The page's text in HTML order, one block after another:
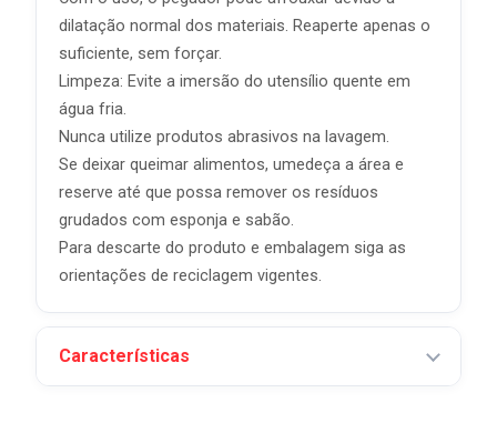
dilatação normal dos materiais. Reaperte apenas o
suficiente, sem forçar.
Limpeza: Evite a imersão do utensílio quente em
água fria.
Nunca utilize produtos abrasivos na lavagem.
Se deixar queimar alimentos, umedeça a área e
reserve até que possa remover os resíduos
grudados com esponja e sabão.
Para descarte do produto e embalagem siga as
orientações de reciclagem vigentes.
Características